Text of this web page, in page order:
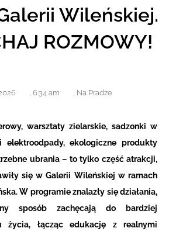
Wileńskiej.
ROZMOWY!
6:34 am Na Pradze
warsztaty zielarskie, sadzonki w
ekologiczne produkty
ubrania – to tylko część atrakcji,
się w Galerii Wileńskiej w ramach
W programie znalazły się działania,
sposób zachęcają do bardziej
życia, łącząc edukację z realnymi